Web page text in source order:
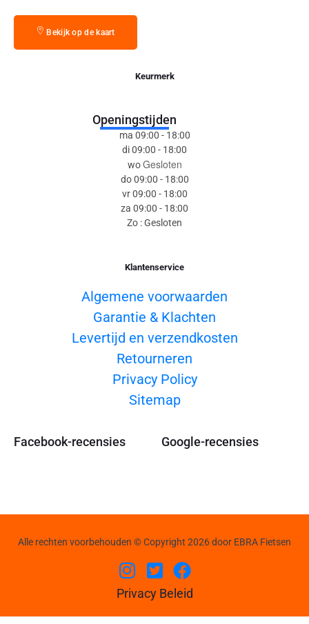
Bekijk op de kaart
Keurmerk
Openingstijden
ma 09:00 - 18:00
di 09:00 - 18:00
woGesloten
do 09:00 - 18:00
vr 09:00 - 18:00
za 09:00 - 18:00
Zo : Gesloten
Klantenservice
Algemene voorwaarden
Garantie & Klachten
Levertijd en verzendkosten
Retourneren
Privacy Policy
Sitemap
Facebook-recensies Google-recensies
Alle rechten voorbehouden © Copyright 2026 door EBRA Fietsen
Privacy Beleid